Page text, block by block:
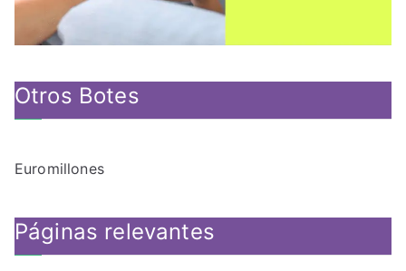
Otros Botes
Euromillones
Páginas relevantes